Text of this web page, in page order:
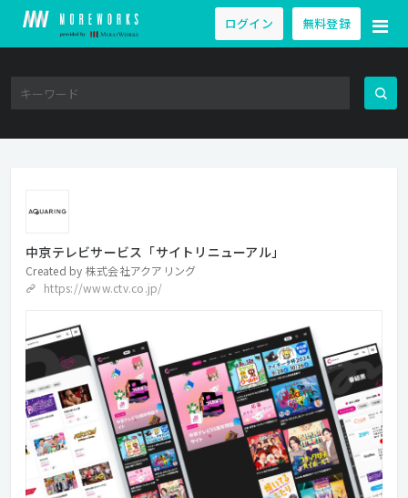
ログイン 無料登録
中京テレビサービス「サイトリニューアル」
Created by 株式会社アクアリング
https://www.ctv.co.jp/